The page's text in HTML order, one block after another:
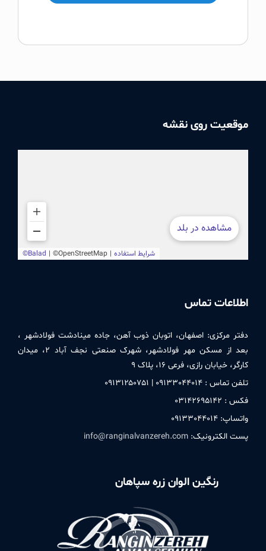
موقعیت روی نقشه
اطلاعات تماس
دفتر مركزی: اصفهان، اتوبان ذوب آهن، جاده مینادشت فولادشهر ،
بعد از مسکن مهر فولادشهر، شهرک صنعتی نجف آباد ۲، میدان
کارگر، خیابان رازی، فرعی ۱۶، پلاک ۹
تلفن تماس : ۰۹۱٣٣۰۴۴۰۱۴ | ۰۹۱٣۱۲۵۰٧۵۱
فکس : ۰٣۱۴۲۶۹۵۱۴۲
واتساپ: ۰۹۱٣٣۰۴۴۰۱۴
پست الکترونیک: info@ranginalvanzereh.com
رنگین الوان زره سپاهان